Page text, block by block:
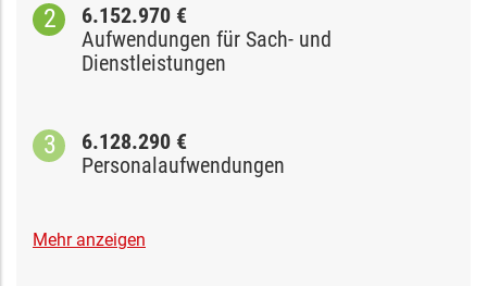
6.152.970 €
Aufwendungen für Sach- und
Dienstleistungen
6.128.290 €
Personalaufwendungen
Mehr anzeigen